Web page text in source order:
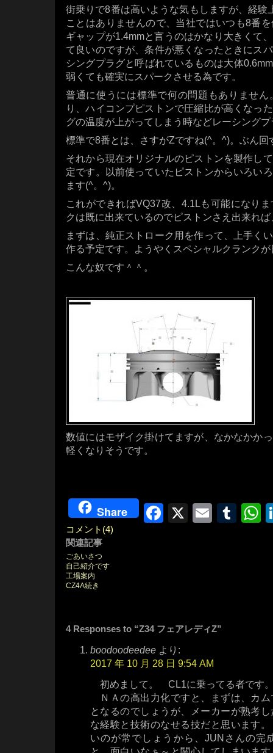
街乗りで8番は高いような気もしますが、経験
ことはありませんので、当社ではいつも8番
ギャップが1.4mmと言うのはかなり大きくて
て良いのですが、条件が悪くなったときにス
シングプラグと呼ばれているものは大体
弱くても確実にスパークさせる為です。
普通に使うには標準で何の問題もありませ
り、ハイコンプピストンで圧縮比が高くなっ
グの温度が上がってしまう時などレーシング
標準で8番とは、さすがZですね(^。^)。ぶん回
それから現在オリジナルのピストンを製作し
定です。以前使っていたピストンからいろい
ます(^。^)。
これができればVQ37改、4.1Lも可能になり
クは既に出来ているのでピストンさえ出来れ
まずは、純正ストローク用を作って、上手く
作る予定です。ようやくスペシャルクランク
こんな奴です＾＾。
数値にはモザイク掛けてますが、なかなかか
軽くなりそうです。
Share Facebook
X Email
コメント(4)
関連記事
ごあいさつ
自己紹介です
工場案内
CZ4A続き
4 Responses to “Z34 フェアレディZ”
boodoodeedee より:
2017 年 10 月 28 日 9:54 AM
初めまして。 CL1に乗ってる者です
ＮＡの高出力化ですと、まずは、カ
となるのでしょうが、メーカーが熟考
な経験と技術のなせる技だと思います
いのが常でしょうから、JUNさんの完